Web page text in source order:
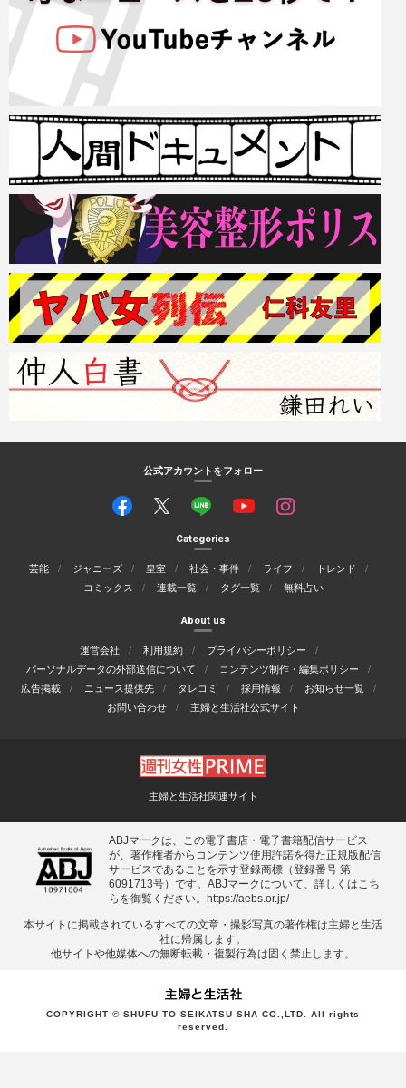
公式アカウントをフォロー
Categories
芸能 ジャニーズ 皇室 社会・事件 ライフ
トレンド
コミックス
連載一覧 タグ一覧 無料占い
About us
運営会社 利用規約
プライバシーポリシー
パーソナルデータの外部送信について
コンテンツ制作・編集ポリシー
広告掲載
ニュース提供先 タレコミ 採用情報
お知らせ一覧
お問い合わせ
主婦と生活社公式サイト
主婦と生活社関連サイト
ABJマークは、この電子書店・電子書籍配信サービス
が、著作権者からコンテンツ使用許諾を得た正規版配信
サービスであることを示す登録商標（登録番号 第
6091713号）です。ABJマークについて、詳しくはこち
らを御覧ください。
https://aebs.or.jp/
本サイトに掲載されているすべての⽂章・撮影写真の著作権は主婦と⽣活
社に帰属します。
他サイトや他媒体への無断転載・複製⾏為は固く禁⽌します。
COPYRIGHT © SHUFU TO SEIKATSU SHA CO.,LTD. All rights
reserved.